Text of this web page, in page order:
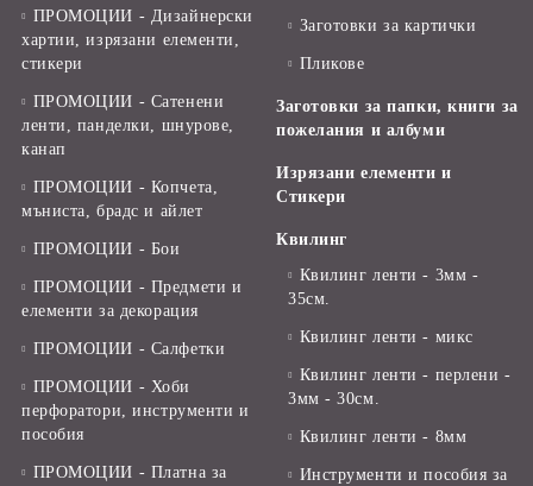
ПРОМОЦИИ - Дизайнерски
хартии, изрязани елементи,
стикери
ПРОМОЦИИ - Сатенени
ленти, панделки, шнурове,
канап
ПРОМОЦИИ - Копчета,
мъниста, брадс и айлет
ПРОМОЦИИ - Бои
ПРОМОЦИИ - Предмети и
елементи за декорация
ПРОМОЦИИ - Салфетки
ПРОМОЦИИ - Хоби
перфоратори, инструменти и
пособия
ПРОМОЦИИ - Платна за
Заготовки за картички
Пликове
Заготовки за папки, книги за
пожелания и албуми
Изрязани елементи и
Стикери
Квилинг
Квилинг ленти - 3мм -
35см.
Квилинг ленти - микс
Квилинг ленти - перлени -
3мм - 30см.
Квилинг ленти - 8мм
Инструменти и пособия за